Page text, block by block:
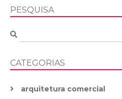
PESQUISA
CATEGORIAS
arquitetura comercial